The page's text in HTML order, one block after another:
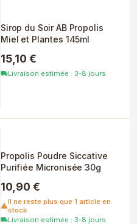
Sirop du Soir AB Propolis
Miel et Plantes 145ml
15,10 €
local_shippingLivraison estimée : 3-8 jours
Propolis Poudre Siccative
Purifiée Micronisée 30g
10,90 €
warningIl ne reste plus que 1 article en
stock
local_shippingLivraison estimée : 3-8 jours